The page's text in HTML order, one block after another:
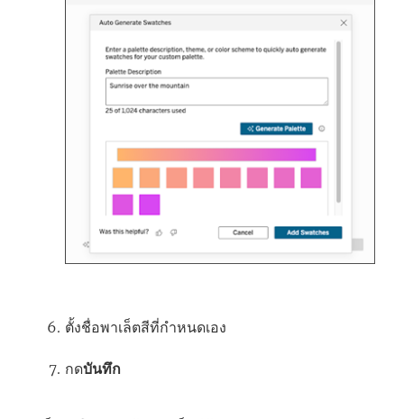
ตั้งชื่อพาเล็ตสีที่กำหนดเอง
กดบันทึก